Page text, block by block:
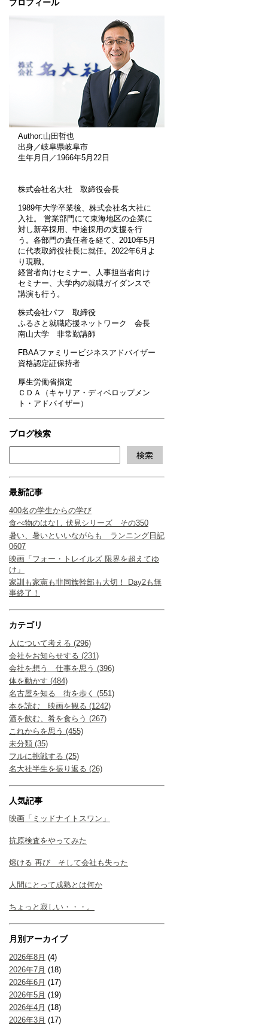
プロフィール
Author:山田哲也
出身／岐阜県岐阜市
生年月日／1966年5月22日
株式会社名大社 取締役会長
1989年大学卒業後、株式会社名大社に
入社。 営業部門にて東海地区の企業に
対し新卒採用、中途採用の支援を行
う。各部門の責任者を経て、2010年5月
に代表取締役社長に就任。2022年6月よ
り現職。
経営者向けセミナー、人事担当者向け
セミナー、大学内の就職ガイダンスで
講演も行う。
株式会社パフ 取締役
ふるさと就職応援ネットワーク 会長
南山大学 非常勤講師
FBAAファミリービジネスアドバイザー
資格認定証保持者
厚生労働省指定
ＣＤＡ（キャリア・ディベロップメン
ト・アドバイザー）
ブログ検索
最新記事
400名の学生からの学び
食べ物のはなし 伏見シリーズ その350
暑い、暑いといいながらも ランニング日記
0607
映画「フォー・トレイルズ 限界を超えてゆ
け」
家訓も家憲も非同族幹部も大切！ Day2も無
事終了！
カテゴリ
人について考える (296)
会社をお知らせする (231)
会社を想う 仕事を思う (396)
体を動かす (484)
名古屋を知る 街を歩く (551)
本を読む 映画を観る (1242)
酒を飲む、肴を食らう (267)
これからを思う (455)
未分類 (35)
フルに挑戦する (25)
名大社半生を振り返る (26)
人気記事
映画「ミッドナイトスワン」
抗原検査をやってみた
熔ける 再び そして会社も失った
人間にとって成熟とは何か
ちょっと寂しい・・・。
月別アーカイブ
2026年8月 (4)
2026年7月 (18)
2026年6月 (17)
2026年5月 (19)
2026年4月 (18)
2026年3月 (17)